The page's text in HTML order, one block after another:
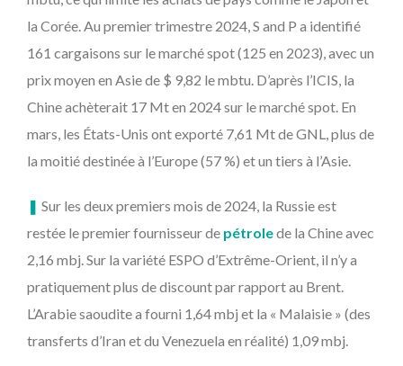
la Corée. Au premier trimestre 2024, S and P a identifié
161 cargaisons sur le marché spot (125 en 2023), avec un
prix moyen en Asie de $ 9,82 le mbtu. D’après l’ICIS, la
Chine achèterait 17 Mt en 2024 sur le marché spot. En
mars, les États-Unis ont exporté 7,61 Mt de GNL, plus de
la moitié destinée à l’Europe (57 %) et un tiers à l’Asie.
❚ Sur les deux premiers mois de 2024, la Russie est
restée le premier fournisseur de pétrolede la Chine avec
2,16 mbj. Sur la variété ESPO d’Extrême-Orient, il n’y a
pratiquement plus de discount par rapport au Brent.
L’Arabie saoudite a fourni 1,64 mbj et la « Malaisie » (des
transferts d’Iran et du Venezuela en réalité) 1,09 mbj.